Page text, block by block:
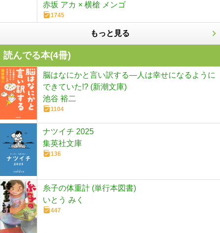
赤坂 アカ × 横槍 メンゴ
1745
もっと見る
読んでる本(4冊)
脳はなにかと言い訳する―人は幸せになるように
できていた!? (新潮文庫)
池谷 裕二
1104
ナツイチ 2025
集英社文庫
136
糸子の体重計 (単行本図書)
いとう みく
447